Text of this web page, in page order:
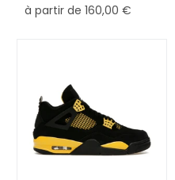
à partir de 160,00 €